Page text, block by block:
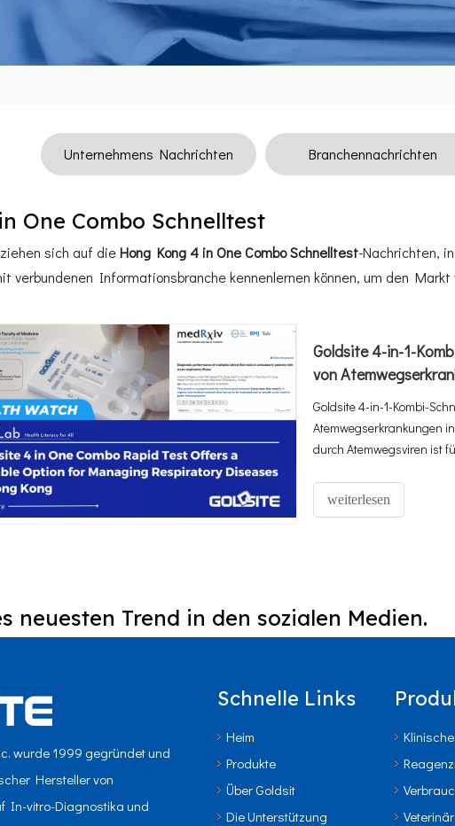
Unternehmens Nachrichten Branchennachrichten
One Combo Schnelltest
sich auf dieHong Kong 4 in One Combo Schnelltest-Nachrichten,
verbundenen Informationsbranche kennenlernen können, um den Markt
Goldsite 4-in-1-
von
Goldsite 4-in-1-Kombi-
Atemwegserkrankungen
durch Atemwegsviren ist
weiterlesen
neuesten Trend in den sozialen Medien.
wurde 1999 gegründet und
Hersteller von
In-vitro-Diagnostika und
Schnelle Links
Heim
Produkte
Über Goldsit
Die Unterstützung
Veterinär